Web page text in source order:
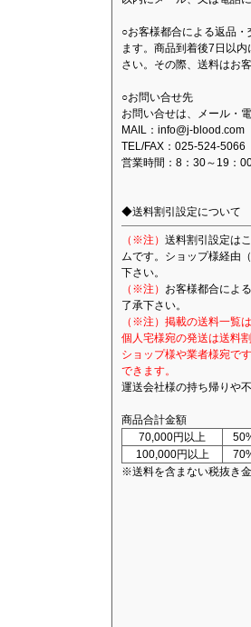
○お客様都合による返品
ます。商品到着後7日以
さい。その際、送料はお
○お問い合せ先
お問い合せは、メール・
MAIL：info@j-blood.com
TEL/FAX：025-524-5066
営業時間：8：30～19：
◆送料割引設定について
（※注） 送料割引設定は
ムです。ショップ様経由
下さい。
（※注） お客様都合によ
了承下さい。
（※注）掲載の送料一覧
個人宅様宛の発送は送料
ショップ様や業者様宛で
できます。
運送会社様の持ち帰りや
商品合計金額
70,000円以上
100,000円以上
※送料を含まない税抜き